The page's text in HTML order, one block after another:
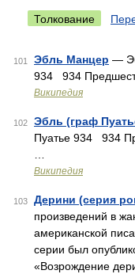
Толкование
101 Эбль Манцер —
934 934
Википедия
102 Эбль (граф
Пуатье 934 934
Википедия
103 Дерини (серия
произведений в
американской
серии был
«Возрождение